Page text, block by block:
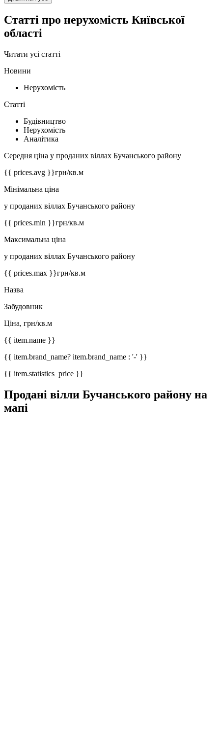
Статті про нерухомість Київської
області
Читати усі статті
Новини
Нерухомість
Статті
Будівництво
Нерухомість
Аналітика
Середня ціна у проданих віллах Бучанського району
{{ prices.avg }}грн/кв.м
Мінімальна ціна
у проданих віллах Бучанського району
{{ prices.min }}грн/кв.м
Максимальна ціна
у проданих віллах Бучанського району
{{ prices.max }}грн/кв.м
Назва
Забудовник
Ціна, грн/кв.м
{{ item.name }}
{{ item.brand_name? item.brand_name : '-' }}
{{ item.statistics_price }}
Продані вілли Бучанського району на
мапі